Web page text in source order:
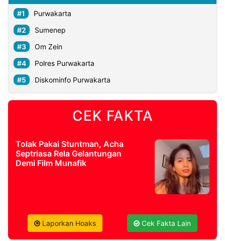
Purwakarta
Sumenep
Om Zein
Polres Purwakarta
Diskominfo Purwakarta
CEK FAKTA
Tolak Pakai Stuntman, Acha
Septriasa Rela Gelantungan
Demi Film Munafik
Laporkan Hoaks Cek Fakta Lain